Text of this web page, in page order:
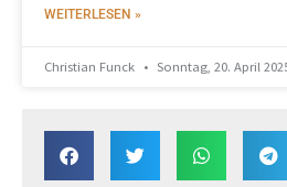
WEITERLESEN »
Christian Funck Sonntag, 20. April